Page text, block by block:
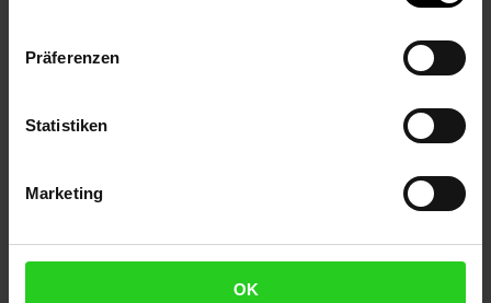
Präferenzen
Statistiken
Marketing
OK
Selbstoptimierendes WLAN Mesh Netz für stabile,
Artikelnummer: 3093406000